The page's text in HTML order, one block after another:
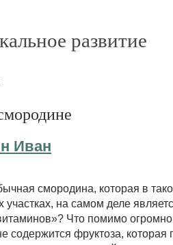
развитие
Иван
смородина, которая в
участках, на самом деле
Что помимо
содержится фруктоза, которая